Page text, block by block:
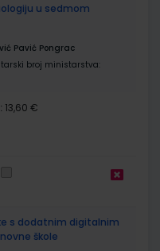
u sedmom
Pavić Pongrac
broj ministarstva:
13,60 €
s dodatnim digitalnim
škole